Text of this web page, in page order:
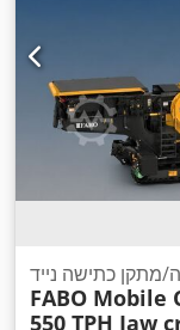
מתקן כתישה נייד
FABO Mobile
550 TPH Jaw